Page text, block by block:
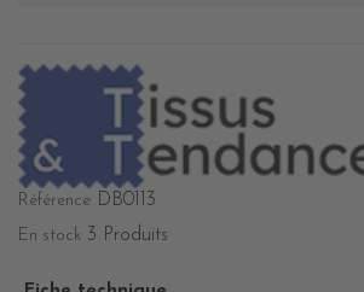
Référence DB0113
En stock 3 Produits